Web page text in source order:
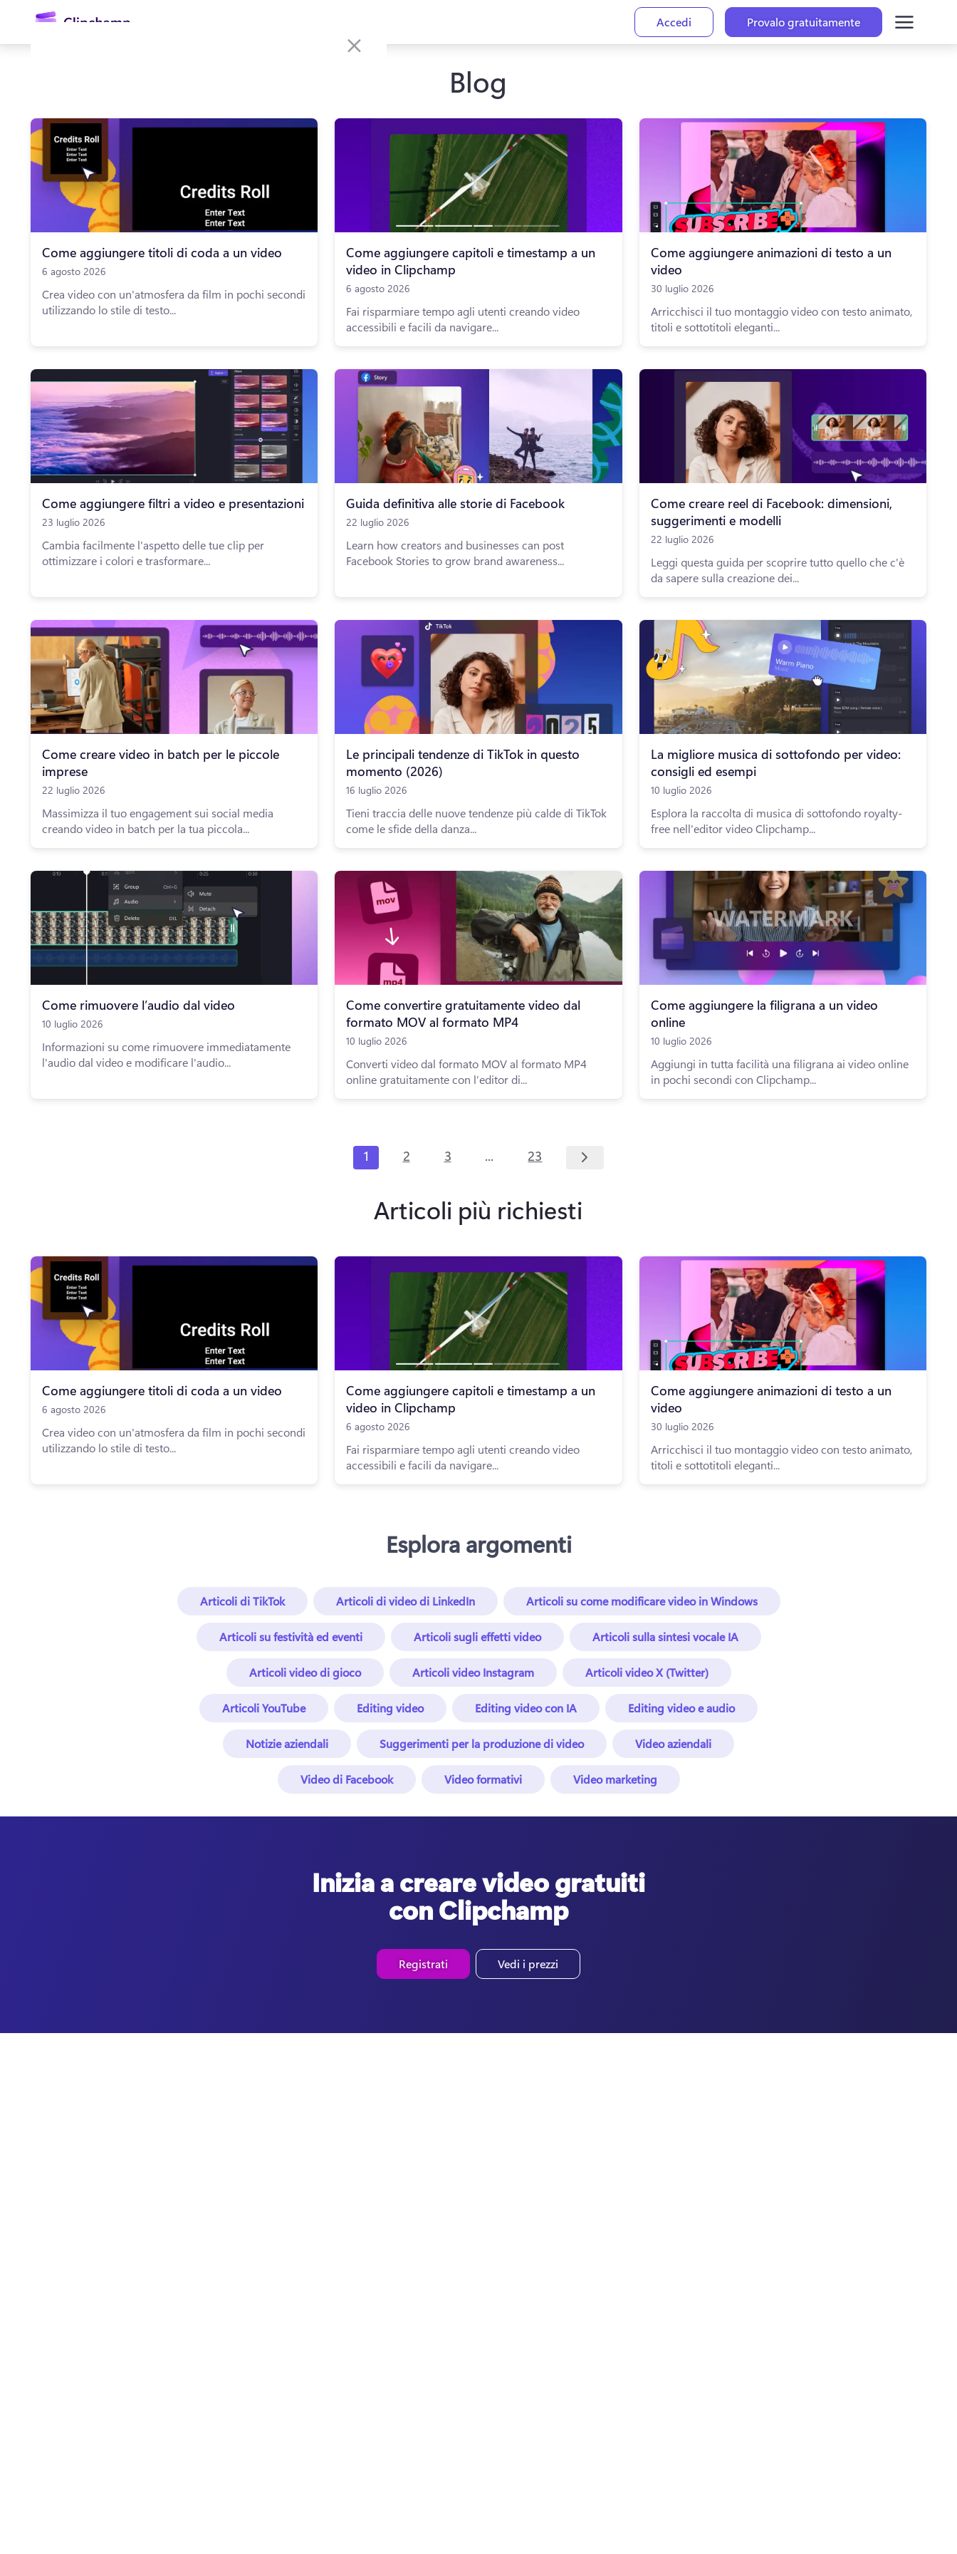
principale
Accedi Provalo gratuitamente
Accedi
Blog
Come aggiungere titoli di coda a un video
6 agosto 2026
Crea video con un'atmosfera da film in pochi secondi
utilizzando lo stile di testo...
Come aggiungere capitoli e timestamp a un
video in Clipchamp
6 agosto 2026
Fai risparmiare tempo agli utenti creando video
accessibili e facili da navigare...
Come aggiungere animazioni di testo a un
video
30 luglio 2026
Arricchisci il tuo montaggio video con testo animato,
titoli e sottotitoli eleganti...
Come aggiungere filtri a video e presentazioni
23 luglio 2026
Cambia facilmente l'aspetto delle tue clip per
ottimizzare i colori e trasformare...
Guida definitiva alle storie di Facebook
22 luglio 2026
Learn how creators and businesses can post
Facebook Stories to grow brand awareness...
Come creare reel di Facebook: dimensioni,
suggerimenti e modelli
22 luglio 2026
Leggi questa guida per scoprire tutto quello che c'è
da sapere sulla creazione dei...
Come creare video in batch per le piccole
imprese
22 luglio 2026
Massimizza il tuo engagement sui social media
creando video in batch per la tua piccola...
Le principali tendenze di TikTok in questo
momento (2026)
16 luglio 2026
Tieni traccia delle nuove tendenze più calde di TikTok
come le sfide della danza...
La migliore musica di sottofondo per video:
consigli ed esempi
10 luglio 2026
Esplora la raccolta di musica di sottofondo royalty-
free nell'editor video Clipchamp...
Come rimuovere l’audio dal video
10 luglio 2026
Informazioni su come rimuovere immediatamente
l'audio dal video e modificare l'audio...
Come convertire gratuitamente video dal
formato MOV al formato MP4
10 luglio 2026
Converti video dal formato MOV al formato MP4
online gratuitamente con l’editor di...
Come aggiungere la filigrana a un video
online
10 luglio 2026
Aggiungi in tutta facilità una filigrana ai video online
in pochi secondi con Clipchamp...
1 2 3 ... 23
Articoli più richiesti
Come aggiungere titoli di coda a un video
6 agosto 2026
Crea video con un'atmosfera da film in pochi secondi
utilizzando lo stile di testo...
Come aggiungere capitoli e timestamp a un
video in Clipchamp
6 agosto 2026
Fai risparmiare tempo agli utenti creando video
accessibili e facili da navigare...
Come aggiungere animazioni di testo a un
video
30 luglio 2026
Arricchisci il tuo montaggio video con testo animato,
titoli e sottotitoli eleganti...
Esplora argomenti
Articoli di TikTok Articoli di video di LinkedIn Articoli su come modificare video in Windows
Articoli su festività ed eventi Articoli sugli effetti video Articoli sulla sintesi vocale IA
Articoli video di gioco Articoli video Instagram Articoli video X (Twitter)
Articoli YouTube Editing video Editing video con IA Editing video e audio
Notizie aziendali Suggerimenti per la produzione di video Video aziendali
Video di Facebook Video formativi Video marketing
Inizia a creare video gratuiti
con Clipchamp
Registrati Vedi i prezzi